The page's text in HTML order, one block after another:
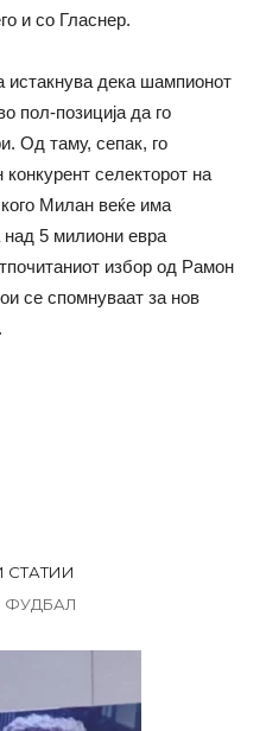
и со Гласнер.
истакнува дека шампионот
пол-позиција да го
Од таму, сепак, го
конкурент селекторот на
Милан веќе има
над 5 милиони евра
избор од Рамон
се спомнуваат за нов
СТАТИИ
ФУДБАЛ